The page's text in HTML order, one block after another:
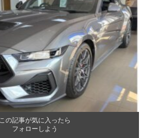
この記事が気に入ったら
フォローしよう